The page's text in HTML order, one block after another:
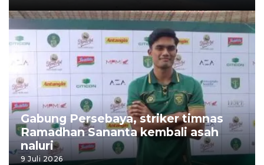
Gabung Persebaya, striker timnas
Ramadhan Sananta kembali asah
naluri
9 Juli 2026